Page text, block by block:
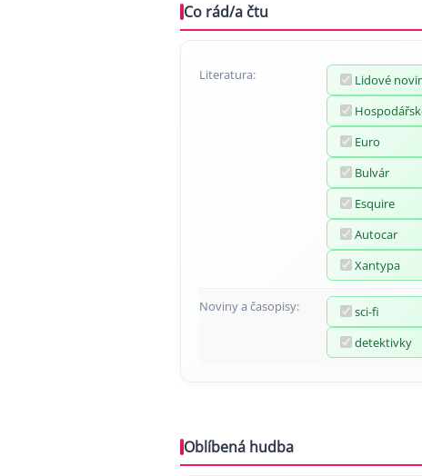
Co rád/a čtu
Literatura: Lidové
Euro
Bulvár
Esquire
Autocar
Xantypa
Noviny a časopisy: sci-fi
detektivky
Oblíbená hudba